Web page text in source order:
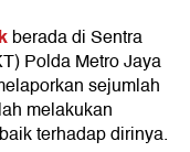
berada di Sentra
Polda Metro Jaya
sejumlah
melakukan
terhadap dirinya.